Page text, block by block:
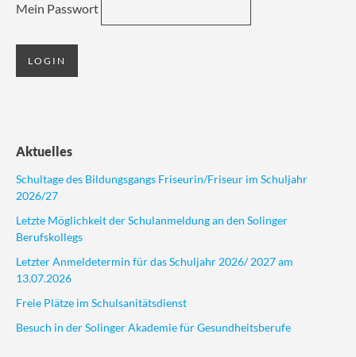
Mein Passwort
Aktuelles
Schultage des Bildungsgangs Friseurin/Friseur im Schuljahr
2026/27
Letzte Möglichkeit der Schulanmeldung an den Solinger
Berufskollegs
Letzter Anmeldetermin für das Schuljahr 2026/ 2027 am
13.07.2026
Freie Plätze im Schulsanitätsdienst
Besuch in der Solinger Akademie für Gesundheitsberufe